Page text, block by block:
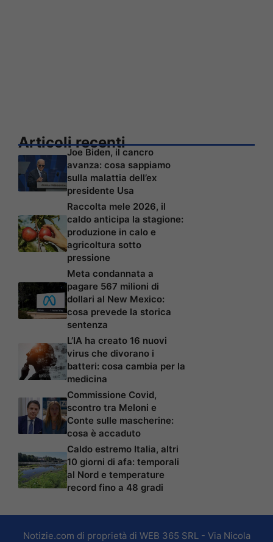
Articoli recenti
Joe Biden, il cancro
avanza: cosa sappiamo
sulla malattia dell’ex
presidente Usa
Raccolta mele 2026, il
caldo anticipa la stagione:
produzione in calo e
agricoltura sotto
pressione
Meta condannata a
pagare 567 milioni di
dollari al New Mexico:
cosa prevede la storica
sentenza
L’IA ha creato 16 nuovi
virus che divorano i
batteri: cosa cambia per la
medicina
Commissione Covid,
scontro tra Meloni e
Conte sulle mascherine:
cosa è accaduto
Caldo estremo Italia, altri
10 giorni di afa: temporali
al Nord e temperature
record fino a 48 gradi
Notizie.com di proprietà di WEB 365 SRL - Via Nicola